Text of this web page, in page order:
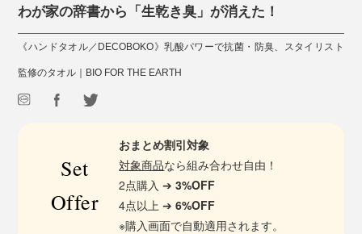
わが家の辞書から「生乾き臭」が消えた！
《ハンドタオル／DECOBOKO》乳酸パワーで抗菌・防臭、スタイリスト
監修のタオル｜BIO FOR THE EARTH
Set
Offer
おまとめ割引対象
対象商品なら組み合わせ自由！
2点購入 ➔3%OFF
4点以上 ➔6%OFF
※購入画面で自動適用されます。